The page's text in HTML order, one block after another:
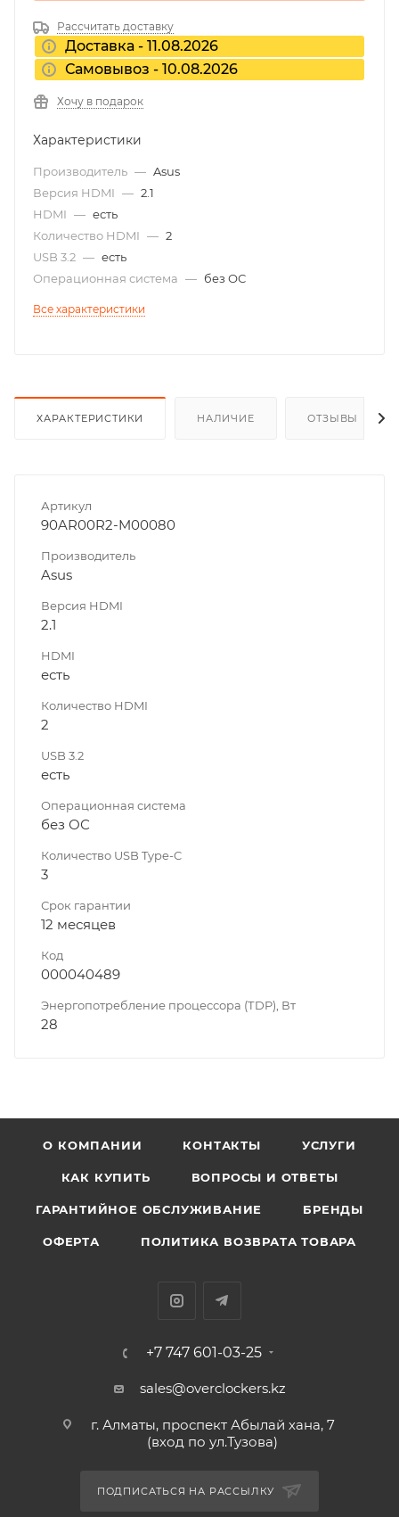
Рассчитать доставку
Доставка - 11.08.2026
Самовывоз - 10.08.2026
Хочу в подарок
Характеристики
Производитель — Asus
Версия HDMI — 2.1
HDMI — есть
Количество HDMI — 2
USB 3.2 — есть
Операционная система — без ОС
Все характеристики
ХАРАКТЕРИСТИКИ НАЛИЧИЕ ОТЗЫВЫ
Артикул
90AR00R2-M00080
Производитель
Asus
Версия HDMI
2.1
HDMI
есть
Количество HDMI
2
USB 3.2
есть
Операционная система
без ОС
Количество USB Type-C
3
Срок гарантии
12 месяцев
Код
000040489
Энергопотребление процессора (ТDP), Вт
28
О КОМПАНИИ КОНТАКТЫ УСЛУГИ
КАК КУПИТЬ ВОПРОСЫ И ОТВЕТЫ
ГАРАНТИЙНОЕ ОБСЛУЖИВАНИЕ БРЕНДЫ
ОФЕРТА ПОЛИТИКА ВОЗВРАТА ТОВАРА
+7 747 601-03-25
sales@overclockers.kz
г. Алматы, проспект Абылай хана, 7
(вход по ул.Тузова)
ПОДПИСАТЬСЯ НА РАССЫЛКУ